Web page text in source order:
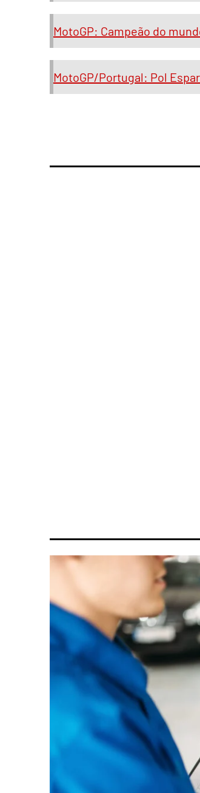
MotoGP: Campeão do
MotoGP/Portugal: Pol